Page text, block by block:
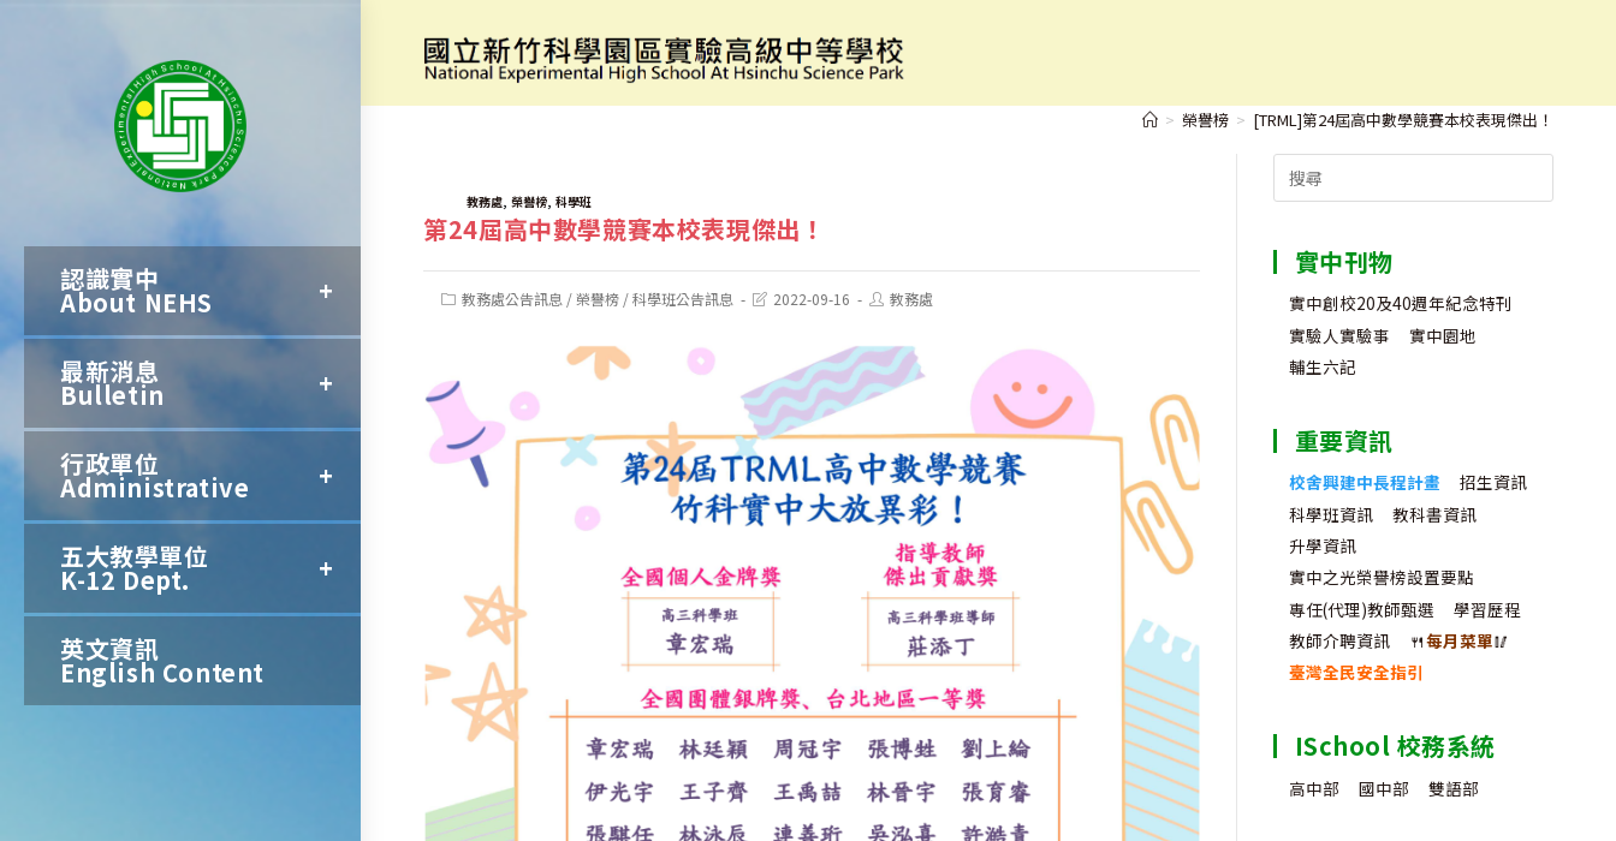
至
認識實中
About NEHS
最新消息
Bulletin
行政單位
Administrative
五大教學單位
K-12 Dept.
英文資訊
English Content
[TRML]第24屆高中數學競賽本校表現傑出！
> 榮譽榜 > [TRML]第24屆高中數學競賽本校表現傑出！
TAGS:教務處, 榮譽榜, 科學班
第24屆高中數學競賽本校表現傑出！
Post教務處公告訊息 /榮譽榜 /科學班公告訊息
Post2022-09-16
Post教務處
Search
for:
實中刊物
實中創校20及40週年紀念特刊
實驗人實驗事
實中園地
輔生六記
重要資訊
校舍興建中長程計畫
招生資訊
科學班資訊
教科書資訊
升學資訊
實中之光榮譽榜設置要點
專任(代理)教師甄選
學習歷程
教師介聘資訊
🍴每月菜單🥢
臺灣全民安全指引
ISchool 校務系統
高中部 國中部 雙語部